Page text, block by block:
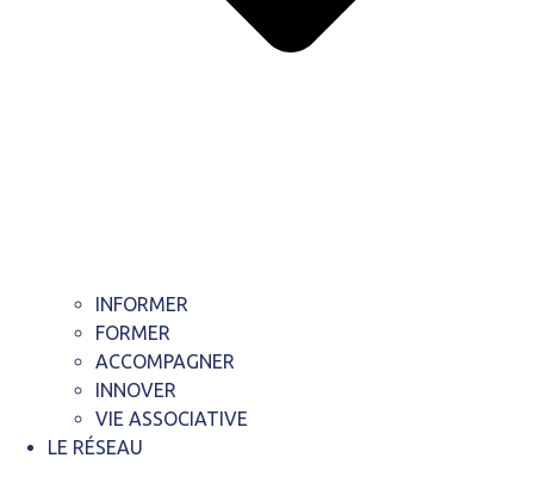
INFORMER
FORMER
ACCOMPAGNER
INNOVER
VIE ASSOCIATIVE
LE RÉSEAU